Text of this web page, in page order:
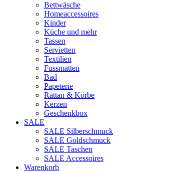
Bettwäsche
Homeaccessoires
Kinder
Küche und mehr
Tassen
Servietten
Textilien
Fussmatten
Bad
Papeterie
Rattan & Körbe
Kerzen
Geschenkbox
SALE
SALE Silberschmuck
SALE Goldschmuck
SALE Taschen
SALE Accessoires
Warenkorb